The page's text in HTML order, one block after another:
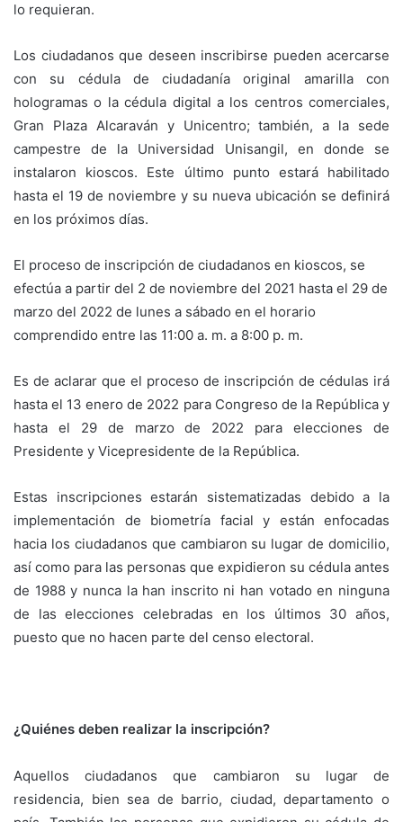
lo requieran.
Los ciudadanos que deseen inscribirse pueden acercarse
con su cédula de ciudadanía original amarilla con
hologramas o la cédula digital a los centros comerciales,
Gran Plaza Alcaraván y Unicentro; también, a la sede
campestre de la Universidad Unisangil, en donde se
instalaron kioscos. Este último punto estará habilitado
hasta el 19 de noviembre y su nueva ubicación se definirá
en los próximos días.
El proceso de inscripción de ciudadanos en kioscos, se
efectúa a partir del 2 de noviembre del 2021 hasta el 29 de
marzo del 2022 de lunes a sábado en el horario
comprendido entre las 11:00 a. m. a 8:00 p. m.
Es de aclarar que el proceso de inscripción de cédulas irá
hasta el 13 enero de 2022 para Congreso de la República y
hasta el 29 de marzo de 2022 para elecciones de
Presidente y Vicepresidente de la República.
Estas inscripciones estarán sistematizadas debido a la
implementación de biometría facial y están enfocadas
hacia los ciudadanos que cambiaron su lugar de domicilio,
así como para las personas que expidieron su cédula antes
de 1988 y nunca la han inscrito ni han votado en ninguna
de las elecciones celebradas en los últimos 30 años,
puesto que no hacen parte del censo electoral.
¿Quiénes deben realizar la inscripción?
Aquellos ciudadanos que cambiaron su lugar de
residencia, bien sea de barrio, ciudad, departamento o